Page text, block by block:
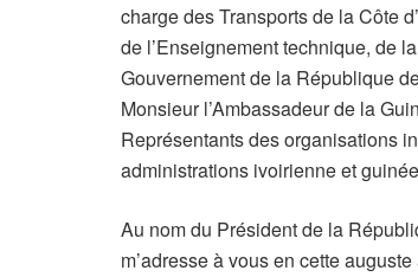
charge des Transports de la Côte
de l’Enseignement technique, de
Gouvernement de la République
Monsieur l’Ambassadeur de la
Représentants des organisations
administrations ivoirienne et
Au nom du Président de la
m’adresse à vous en cette